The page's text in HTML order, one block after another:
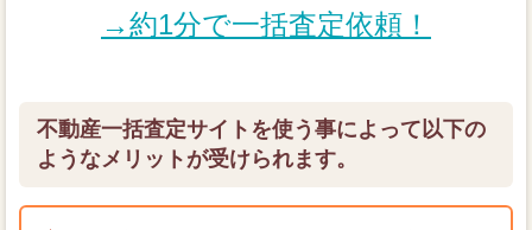
→約1分で一括査定依頼！
不動産一括査定サイトを使う事によって以下の
ようなメリットが受けられます。